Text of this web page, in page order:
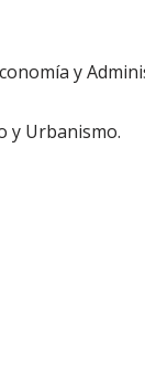
y
y Urbanismo.